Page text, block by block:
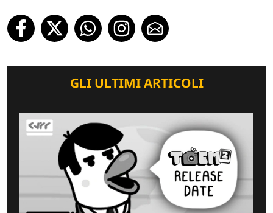
GLI ULTIMI ARTICOLI